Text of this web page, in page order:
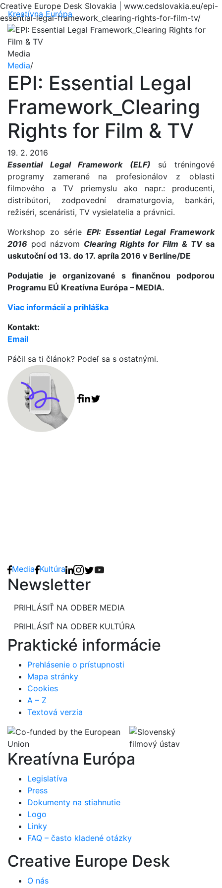
Creative Europe Desk Slovakia | www.cedslovakia.eu/epi-
essential-legal-framework_clearing-rights-for-film-tv/
Kreatívna Európa Menu
Media
Media/
EPI: Essential Legal
Framework_Clearing
Rights for Film & TV
19. 2. 2016
Essential Legal Framework (ELF) sú tréningové
programy zamerané na profesionálov z oblasti
filmového a TV priemyslu ako napr.: producenti,
distribútori, zodpovední dramaturgovia, bankári,
režiséri, scenáristi, TV vysielatelia a právnici.
Workshop zo série EPI: Essential Legal Framework
2016 pod názvom Clearing Rights for Film & TVsa
uskutoční od 13. do 17. apríla 2016 v Berlíne/DE
Podujatie je organizované s finančnou podporou
Programu EÚ Kreatívna Európa – MEDIA.
Viac informácií a prihláška
Kontakt:
Email
Páčil sa ti článok? Podeľ sa s ostatnými.
Media Kultúra
Newsletter
PRIHLÁSIŤ NA ODBER MEDIA
PRIHLÁSIŤ NA ODBER KULTÚRA
Praktické informácie
Prehlásenie o prístupnosti
Mapa stránky
Cookies
A – Z
Textová verzia
Kreatívna Európa
Legislatíva
Press
Dokumenty na stiahnutie
Logo
Linky
FAQ – často kladené otázky
Creative Europe Desk
O nás